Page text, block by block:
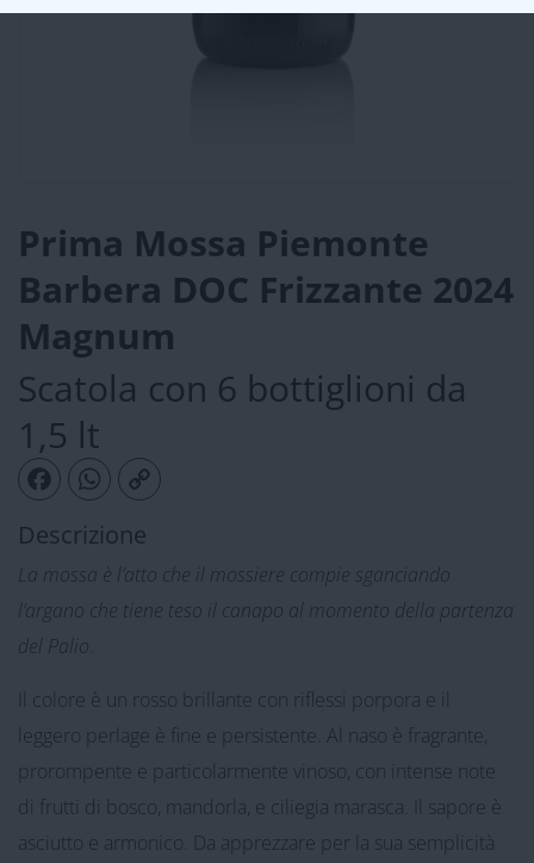
Prima Mossa Piemonte
Barbera DOC Frizzante 2024
Magnum
Scatola con 6 bottiglioni da
1,5 lt
FacebookWhatsAppCopy Link
Descrizione
La mossa è l’atto che il mossiere compie sganciando
l’argano che tiene teso il canapo al momento della partenza
del Palio
Il colore è un rosso brillante con riflessi porpora e il
leggero perlage è fine e persistente. Al naso è fragrante,
prorompente e particolarmente vinoso, con intense note
di frutti di bosco, mandorla, e ciliegia marasca. Il sapore è
asciutto e armonico. Da apprezzare per la sua semplicità